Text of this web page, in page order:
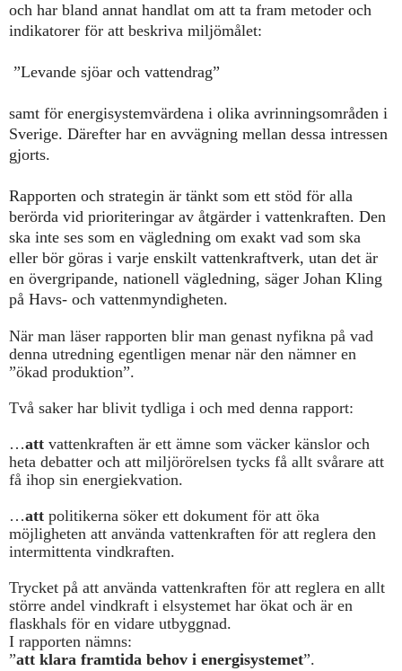
och har bland annat handlat om att ta fram metoder och
indikatorer för att beskriva miljömålet:
”Levande sjöar och vattendrag”
samt för energisystemvärdena i olika avrinningsområden i
Sverige. Därefter har en avvägning mellan dessa intressen
gjorts.
Rapporten och strategin är tänkt som ett stöd för alla
berörda vid prioriteringar av åtgärder i vattenkraften. Den
ska inte ses som en vägledning om exakt vad som ska
eller bör göras i varje enskilt vattenkraftverk, utan det är
en övergripande, nationell vägledning, säger Johan Kling
på Havs- och vattenmyndigheten.
När man läser rapporten blir man genast nyfikna på vad
denna utredning egentligen menar när den nämner en
”ökad produktion”.
Två saker har blivit tydliga i och med denna rapport:
…att vattenkraften är ett ämne som väcker känslor och
heta debatter och att miljörörelsen tycks få allt svårare att
få ihop sin energiekvation.
…att politikerna söker ett dokument för att öka
möjligheten att använda vattenkraften för att reglera den
intermittenta vindkraften.
Trycket på att använda vattenkraften för att reglera en allt
större andel vindkraft i elsystemet har ökat och är en
flaskhals för en vidare utbyggnad.
I rapporten nämns:
”att klara framtida behov i energisystemet”.